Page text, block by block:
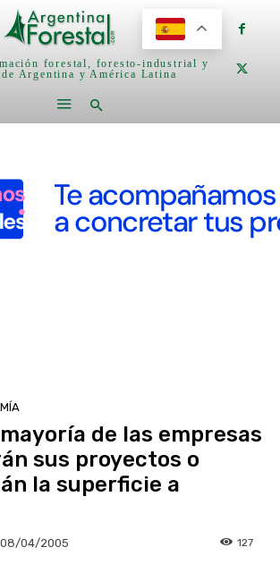
forestal, foresto-industrial y
Argentina y América Latina
mayoría de las empresas
sus proyectos o
la superficie a
08/04/2005 127